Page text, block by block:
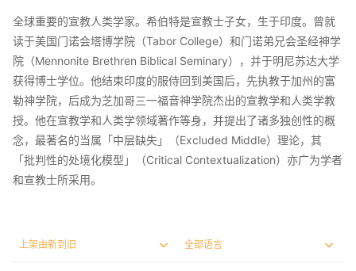
全球重要的宣教人类学家。希伯特是宣教士子女，生于印度。曾就
读于美国门诺会塔博学院（Tabor College）和门诺弟兄会圣经神学
院（Mennonite Brethren Biblical Seminary），并于明尼苏达大学
获得博士学位。他结束印度的服侍回到美国后，先执教于加州的富
勒神学院，后成为芝加哥三一福音神学院杰出的宣教学和人类学教
授。他在宣教学和人类学领域著作等身，并提出了诸多独创性的概
念，最著名的当属「中层缺失」（Excluded Middle）理论，其
「批判性的处境化模型」（Critical Contextualization）亦广为学者
和宣教士所采用。